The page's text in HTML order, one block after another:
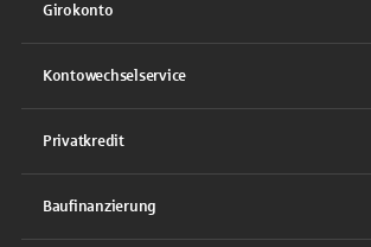
Girokonto
Kontowechselservice
Privatkredit
Baufinanzierung